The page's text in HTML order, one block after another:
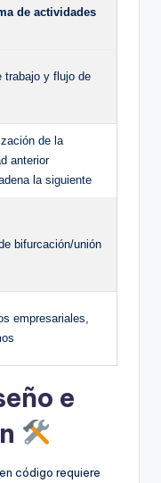
de actividades
trabajo y flujo de
de la
anterior
la siguiente
bifurcación/unión
empresariales,
e
código requiere